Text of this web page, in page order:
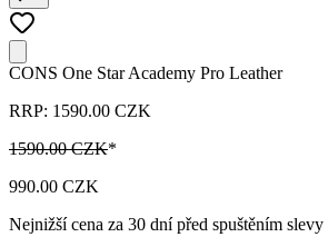
CONS One Star Academy Pro Leather
RRP: 1590.00 CZK
1590.00 CZK*
990.00 CZK
Nejnižší cena za 30 dní před spuštěním slevy